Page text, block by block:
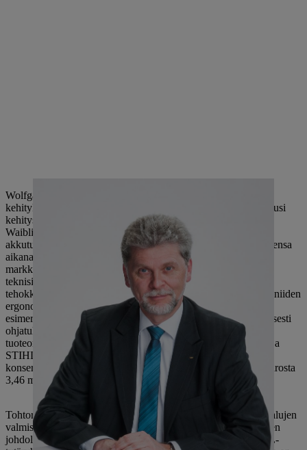
Wolfgang Zahnin johdolla STIHL-tuotteiden tutkimukseen ja
kehitykseen investoitiin useita miljardeja euroja. Esimerkiksi uusi
kehityskeskus rakennettiin vuonna 2004 ja emoyhtiöön
Waiblingeniin perustettiin ympäristöystävällisten sähkö- ja
akkutuotteiden osaamiskeskus vuonna 2016. Hänen virkakautensa
aikana ei kehitetty ainoastaan ​​STIHLin akkuteknologiaa, vaan
markkinoille tuotiin myös useita maailmanennätyksiä ja monia
teknisiä innovaatioita. Nämä tekivät STIHL-tuotteista sekä
tehokkaampia että kätevämpiä käyttää, mutta myös paransivat niiden
ergonomiaa ja vähensivät päästöjä. Innovaatioihin kuuluvat
esimerkiksi STIHL TS 500i, maailman ensimmäinen elektronisesti
ohjatulla ruiskutuksella varustettu katkaisukone, sekä
tuoteominaisuudet, kuten ErgoStart, STIHL 4-MIX -moottori ja
STIHL M-Tronic -moottorinohjaus. Vuodesta 1999 STIHL-
konsernin liikevaihto on kolminkertaistunut 1,14 miljardista eurosta
3,46 miljardiin euroon (tilivuosi 2016).
Tohtori Peter Pretzsch on toiminut itävaltalaisen puutarhatyökalujen
valmistajan VIKINGin toimitusjohtajana vuodesta 2011. Hänen
johdollaan toimipistettä on laajennettu huomattavasti ja STIHL-